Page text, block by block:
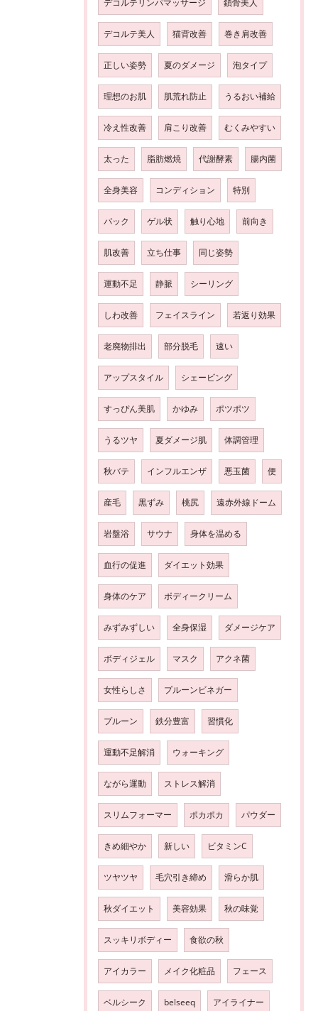
デコルテリンパマッサージ 鎖骨美人
デコルテ美人 猫背改善 巻き肩改善
正しい姿勢 夏のダメージ 泡タイプ
理想のお肌 肌荒れ防止 うるおい補給
冷え性改善 肩こり改善 むくみやすい
太った 脂肪燃焼 代謝酵素 腸内菌
全身美容 コンディション 特別
パック ゲル状 触り心地 前向き
肌改善 立ち仕事 同じ姿勢
運動不足 静脈 シーリング
しわ改善 フェイスライン 若返り効果
老廃物排出 部分脱毛 速い
アップスタイル シェービング
すっぴん美肌 かゆみ ポツポツ
うるツヤ 夏ダメージ肌 体調管理
秋バテ インフルエンザ 悪玉菌 便
産毛 黒ずみ 桃尻 遠赤外線ドーム
岩盤浴 サウナ 身体を温める
血行の促進 ダイエット効果
身体のケア ボディークリーム
みずみずしい 全身保湿 ダメージケア
ボディジェル マスク アクネ菌
女性らしさ プルーンビネガー
プルーン 鉄分豊富 習慣化
運動不足解消 ウォーキング
ながら運動 ストレス解消
スリムフォーマー ポカポカ パウダー
きめ細やか 新しい ビタミンC
ツヤツヤ 毛穴引き締め 滑らか肌
秋ダイエット 美容効果 秋の味覚
スッキリボディー 食欲の秋
アイカラー メイク化粧品 フェース
ベルシーク belseeq アイライナー